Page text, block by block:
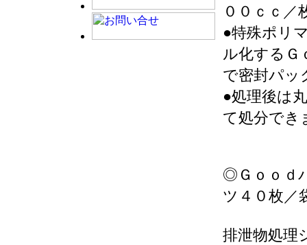
００ｃｃ／
●特殊ポリ
ル化するＧ
で密封パッ
●処理後は
て処分でき
◎Ｇｏｏｄ
ツ４０枚／
排泄物処理